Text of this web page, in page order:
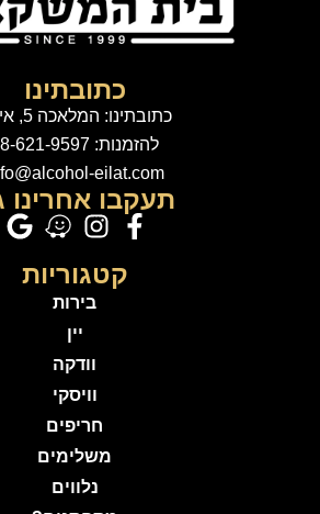
כתובתינו
כתובתינו: המלאכה 5, אילת
להזמנות: 08-621-9597
eilat.com
תעקבו אחרינו
קטגוריות
בירות
יין
וודקה
וויסקי
חריפים
משלימים
נלווים